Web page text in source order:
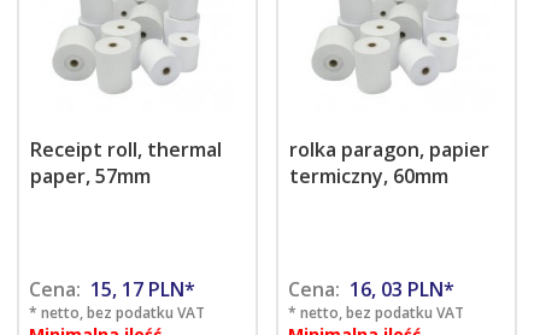
Receipt roll, thermal
paper, 57mm
Cena: 15, 17 PLN*
* netto, bez podatku VAT
rolka paragon, papier
termiczny, 60mm
Cena: 16, 03 PLN*
* netto, bez podatku VAT